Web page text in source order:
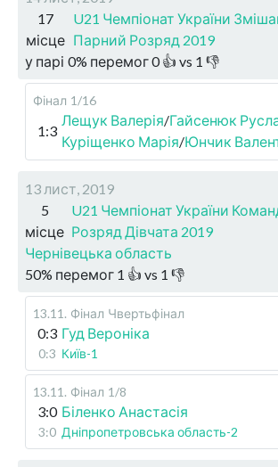
17
місце
U21 Чемпіонат України
Парний Розряд 2019
у парі 0% перемог0👍 vs 1 👎
Фінал 1/16
1:3
Лещук Валерія/Гайсенюк
Куріщенко Марія/Юнчик
13 лист, 2019
5
місце
U21 Чемпіонат України
Розряд Дівчата 2019
Чернівецька область
50% перемог 1 👍 vs 1 👎
13.11 . Фінал Чвертьфінал
0:3 Гуд Вероніка
0:3 Київ-1
13.11 . Фінал 1/8
3:0 Біленко Анастасія
3:0 Дніпропетровська область-2